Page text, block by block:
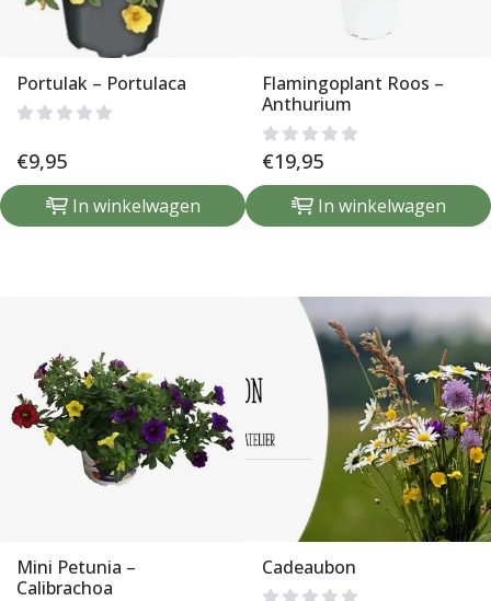
Portulak – Portulaca
€9,95
In winkelwagen
Flamingoplant Roos –
Anthurium
€19,95
In winkelwagen
Mini Petunia –
Calibrachoa
Cadeaubon